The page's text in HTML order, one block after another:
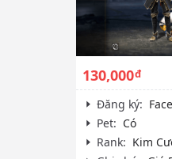
130,000đ
Đăng ký:
Pet: Có
Rank: Kim